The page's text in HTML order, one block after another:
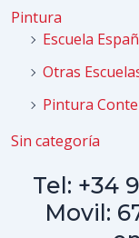
Pintura
Escuela
Otras
Pintura
Sin categoría
Tel: +34
Movil: